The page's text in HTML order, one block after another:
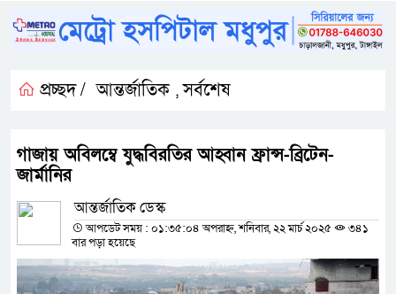
প্রচ্ছদ / আন্তর্জাতিক ,সর্বশেষ
গাজায় অবিলম্বে যুদ্ধবিরতির আহ্বান ফ্রান্স-ব্রিটেন-
জার্মানির
আন্তর্জাতিক ডেস্ক
আপডেট সময় : ০১:৩৫:০৪ অপরাহ্ন, শনিবার, ২২ মার্চ ২০২৫
৩৪১
বার পড়া হয়েছে